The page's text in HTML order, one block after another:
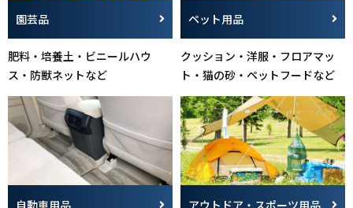
園芸品
肥料・培養土・ビニールハウ
ス・防獣ネットなど
ペット用品
クッション・洋服・フロアマッ
ト・猫の砂・ペットフードなど
自動車用品 アウトドア・スポーツ用品